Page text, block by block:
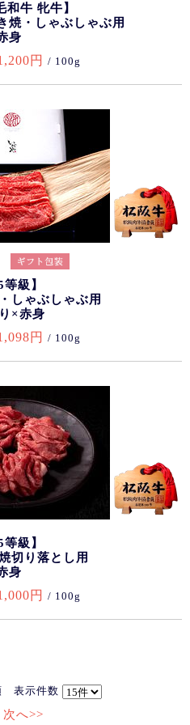
和牛 牝牛】
・しゃぶしゃぶ用
身
円 / 100g
等級】
しゃぶしゃぶ用
×赤身
円 / 100g
等級】
切り落とし用
身
円 / 100g
表示件数
次へ>>